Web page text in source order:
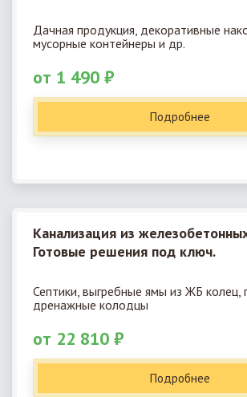
Дачная продукция, декоративные
мусорные контейнеры и др.
от 1 490 ₽
Подробнее
Канализация из
Готовые решения под ключ.
Септики, выгребные ямы из ЖБ колец,
дренажные колодцы
от 22 810 ₽
Подробнее